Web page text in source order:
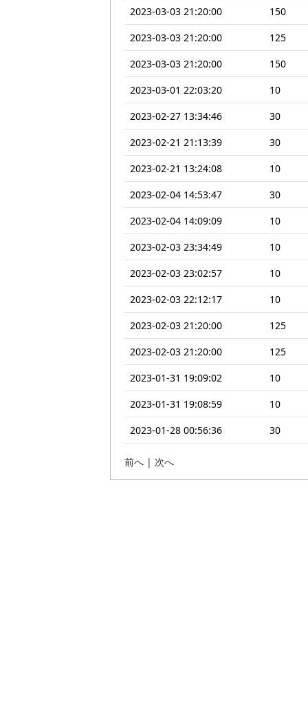
2023-03-03 21:20:00
150
2023-03-03 21:20:00
125
2023-03-03 21:20:00
150
2023-03-01 22:03:20
10
2023-02-27 13:34:46
30
2023-02-21 21:13:39
30
2023-02-21 13:24:08
10
2023-02-04 14:53:47
30
2023-02-04 14:09:09
10
2023-02-03 23:34:49
10
2023-02-03 23:02:57
10
2023-02-03 22:12:17
10
2023-02-03 21:20:00
125
2023-02-03 21:20:00
125
2023-01-31 19:09:02
10
2023-01-31 19:08:59
10
2023-01-28 00:56:36
30
前へ | 次へ